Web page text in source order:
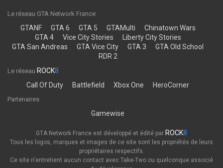
Le réseau GTA Network France
GTANF GTA 6 GTA 5 GTAMulti
Chinatown Wars
GTA 4
Vice City Stories
Liberty City Stories
GTA San Andreas
GTA Vice City GTA 3
GTA Old School
RDR 2
Le réseau ROCK8
Call Of Duty
Battlefield Xbox One HeroCorner
Partenaires
Gamewise
GTA Network France est développé et édité par ROCK8
Tous les logos, marques et images de ce site sont les propriétés de leurs
propriétaires respectifs.
Ce site n'entretient aucun contact avec Take-Two ou quelconque associé